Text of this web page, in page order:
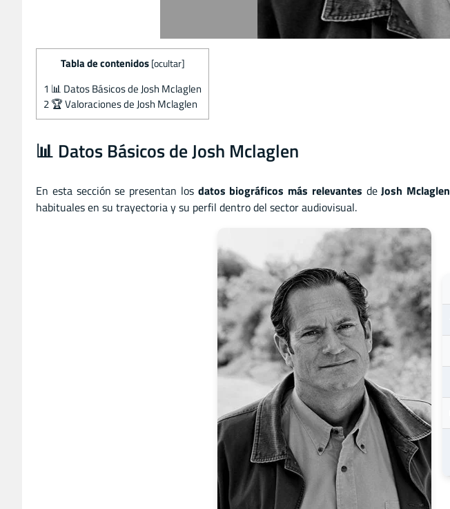
Tabla de contenidos [ocultar]
1 📊 Datos Básicos de Josh Mclaglen
2🏆 Valoraciones de Josh Mclaglen
📊 Datos Básicos de Josh Mclaglen
En esta sección se presentan los datos biográficos más relevantes deJosh Mclaglen
habituales en su trayectoria y su perfil dentro del sector audiovisual.